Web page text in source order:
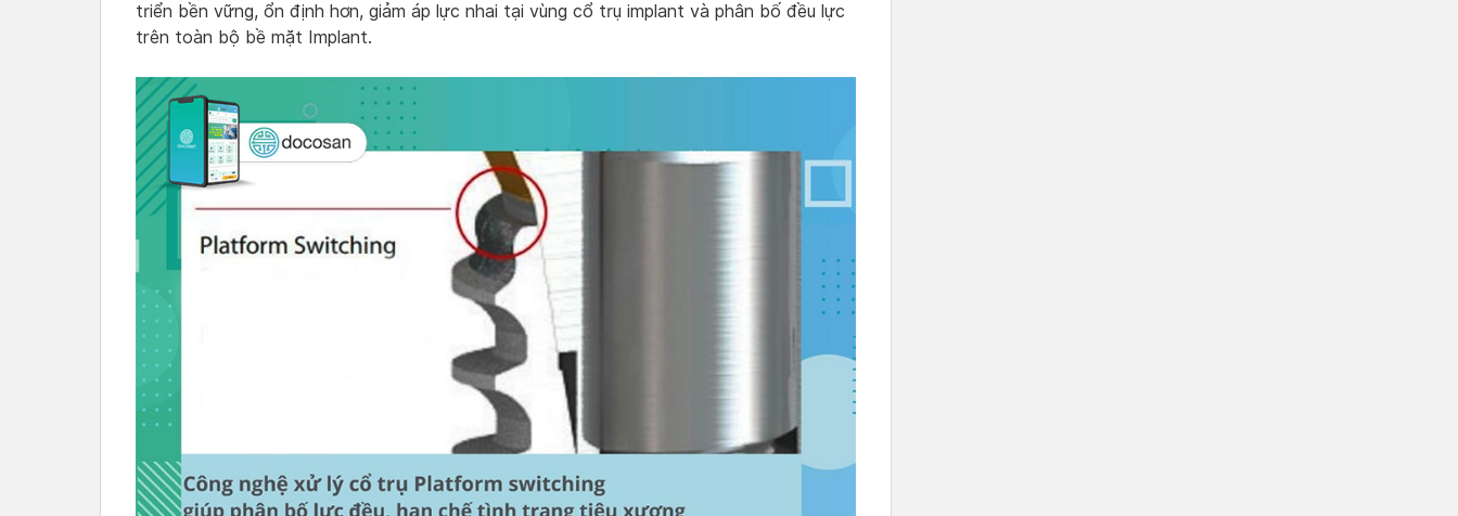
triển bền vững, ổn định hơn, giảm áp lực nhai tại vùng cổ trụ implant và phân bố đều lực
trên toàn bộ bề mặt Implant.